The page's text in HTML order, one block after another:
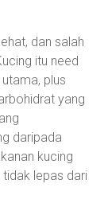
dan salah
itu need
plus
yang
daripada
kucing
tidak lepas dari